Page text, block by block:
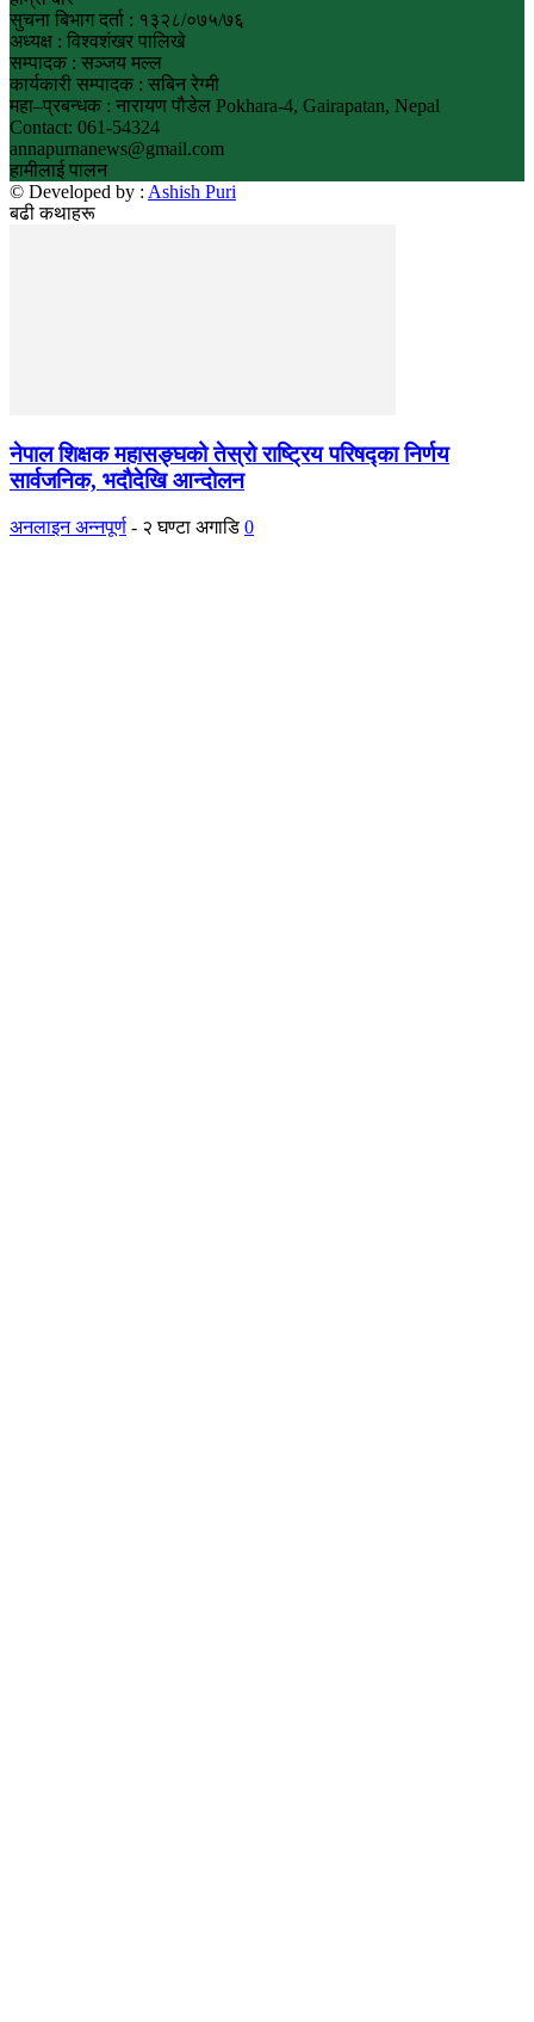
सुचना बिभाग दर्ता : १३२८/०७५/७६
अध्यक्ष : विश्वशंखर पालिखे
सम्पादक : सञ्जय मल्ल
कार्यकारी सम्पादक : सबिन रेग्मी
महा–प्रबन्धक : नारायण पौडेल Pokhara-4, Gairapatan, Nepal
Contact: 061-54324
annapurnanews@gmail.com
हामीलाई पालन
© Developed by : Ashish Puri
बढी कथाहरू
नेपाल शिक्षक महासङ्घको तेस्रो राष्ट्रिय परिषद्का निर्णय
सार्वजनिक, भदाैदेखि आन्दाेलन
अनलाइन अन्नपूर्ण - २ घण्टा अगाडि 0